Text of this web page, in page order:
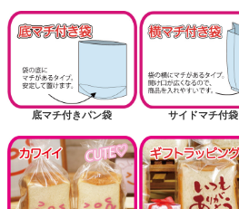
底マチ付きパン袋 サイドマチ付袋